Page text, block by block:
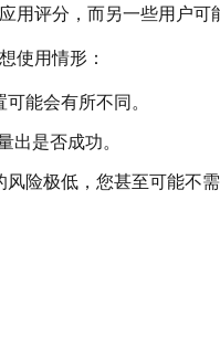
用评分，而另一些用户可
使用情形：
能会有所不同。
出是否成功。
险极低，您甚至可能不